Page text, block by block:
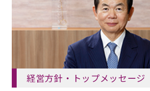
経営方針・トップメッセージ